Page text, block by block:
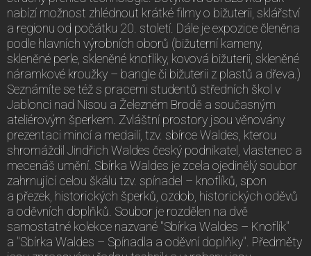
nabízí možnost zhlédnout krátké filmy o bižuterii, sklářství
a regionu od počátku 20. století. Dále je expozice členěna
podle hlavních výrobních oborů (bižuterní kameny,
skleněné perle, skleněné knoflíky, kovová bižuterii, skleněné
náramkové kroužky – bangle či bižuterii z plastů a dřeva.)
Seznámíte se též s pracemi studentů středních škol v
Jablonci nad Nisou a Železném Brodě a současným
ateliérovým šperkem. Zvláštní prostory jsou věnovány
prezentaci mincí a medailí, tzv. sbírce Waldes, kterou
shromáždil Jindřich Waldes český podnikatel, vlastenec a
mecenáš umění. Sbírka Waldes je zcela ojedinělý soubor
zahrnující celou škálu tzv. spínadel – knoflíků, spon
a přezek, historických šperků, ozdob, historických oděvů
a oděvních doplňků. Soubor je rozdělen na dvě
samostatné kolekce nazvané "Sbírka Waldes – Knoflík"
a "Sbírka Waldes – Spínadla a oděvní doplňky". Předměty